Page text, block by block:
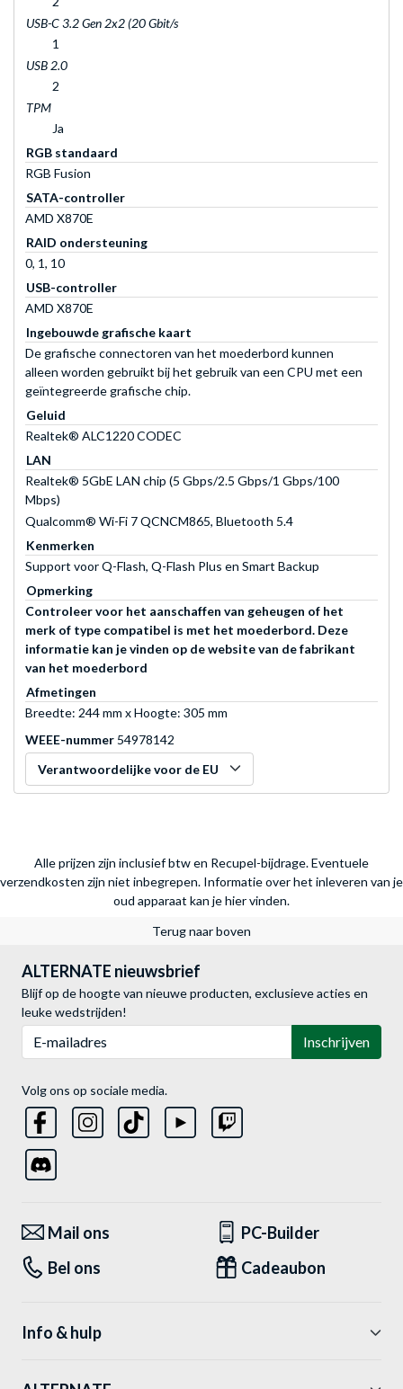
USB-C 3.2 Gen 2x2 (20 Gbit/s
1
USB 2.0
2
TPM
Ja
RGB standaard
RGB Fusion
SATA-controller
AMD X870E
RAID ondersteuning
0, 1, 10
USB-controller
AMD X870E
Ingebouwde grafische kaart
De grafische connectoren van het moederbord kunnen
alleen worden gebruikt bij het gebruik van een CPU met een
geïntegreerde grafische chip.
Geluid
Realtek® ALC1220 CODEC
LAN
Realtek® 5GbE LAN chip (5 Gbps/2.5 Gbps/1 Gbps/100
Mbps)
Qualcomm® Wi-Fi 7 QCNCM865, Bluetooth 5.4
Kenmerken
Support voor Q-Flash, Q-Flash Plus en Smart Backup
Opmerking
Controleer voor het aanschaffen van geheugen of het
merk of type compatibel is met het moederbord. Deze
informatie kan je vinden op de website van de fabrikant
van het moederbord
Afmetingen
Breedte: 244 mm x Hoogte: 305 mm
WEEE-nummer 54978142
Verantwoordelijke voor de EU
Alle prijzen zijn inclusief btw en Recupel-bijdrage. Eventuele
verzendkosten zijn niet inbegrepen. Informatie over het inleveren van je
oud apparaat kan je hier vinden.
Terug naar boven
ALTERNATE nieuwsbrief
Blijf op de hoogte van nieuwe producten, exclusieve acties en
leuke wedstrijden!
Inschrijven
Volg ons op sociale media.
Mail ons
PC-Builder
Bel ons
Cadeaubon
Info & hulp